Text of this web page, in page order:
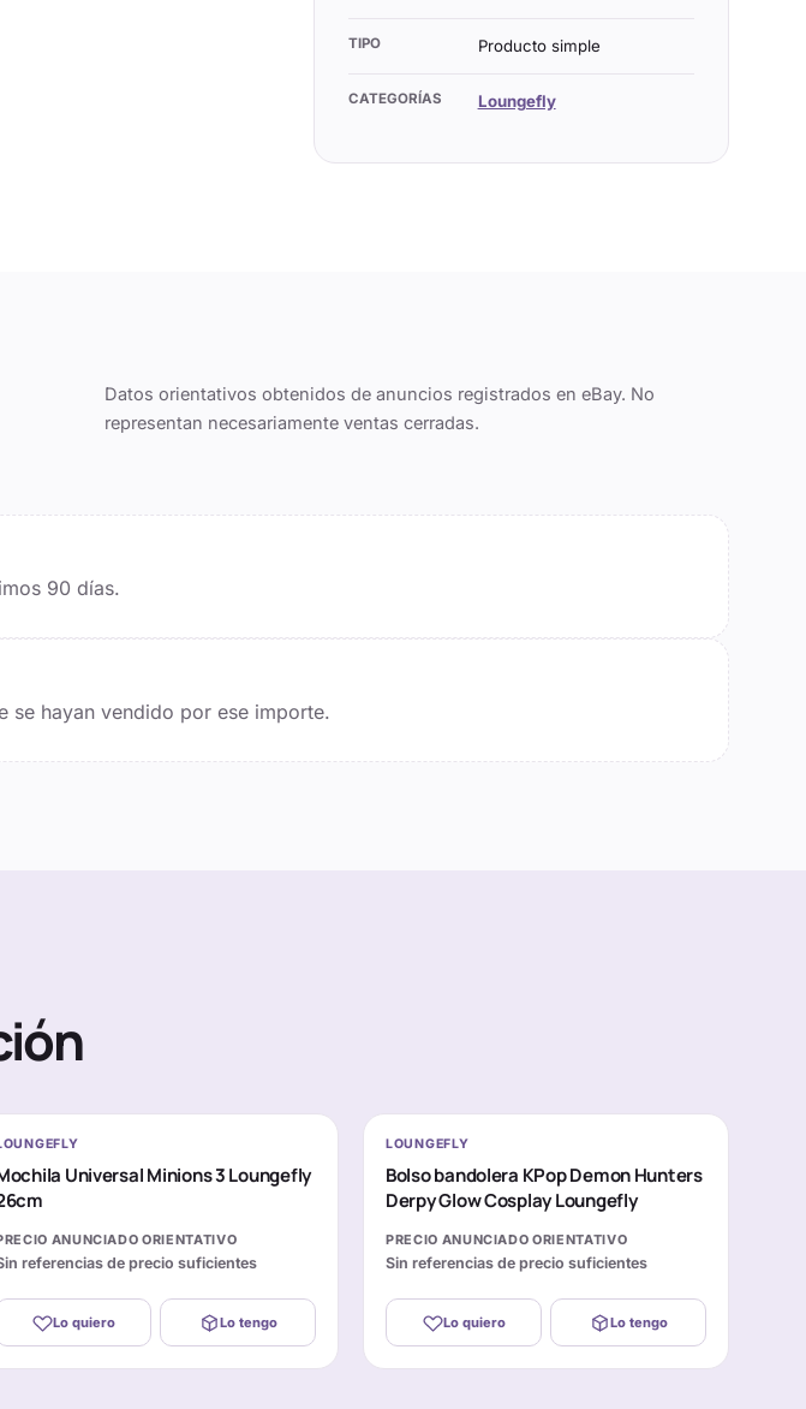
TIPO Producto simple
CATEGORÍAS Loungefly
Datos orientativos obtenidos de anuncios registrados en eBay. No
representan necesariamente ventas cerradas.
90 días.
se hayan vendido por ese importe.
Universal Minions 3 Loungefly
ANUNCIADO ORIENTATIVO
referencias de precio suficientes
Lo quiero Lo tengo
LOUNGEFLY
Bolso bandolera KPop Demon Hunters
Derpy Glow Cosplay Loungefly
PRECIO ANUNCIADO ORIENTATIVO
Sin referencias de precio suficientes
Lo quiero Lo tengo